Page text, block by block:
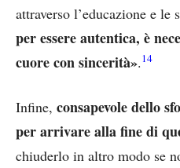
attraverso l’educazione e
per essere autentica, è
cuore con sincerità».14
Infine, consapevole dello
per arrivare alla fine di
chiuderlo in altro modo se